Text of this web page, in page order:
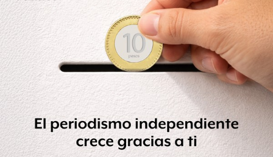
BBC
En el sitio web, escrito en inglés y español, se ven todos
los modelos de camisetas y se explica cada uno de los
estampados. Cada una cuesta US$28. (Foto: Clandestina)
Allí la revista explica que las camisetas que se venden
online se producen y comercializanenEE.UU.
, a partir
del diseño original que es enviado desde Cuba.